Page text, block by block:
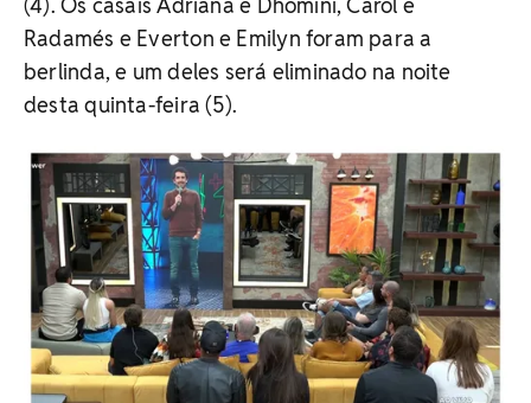
Radamés e Everton e Emilyn foram para a
berlinda, e um deles será eliminado na noite
desta quinta-feira (5).